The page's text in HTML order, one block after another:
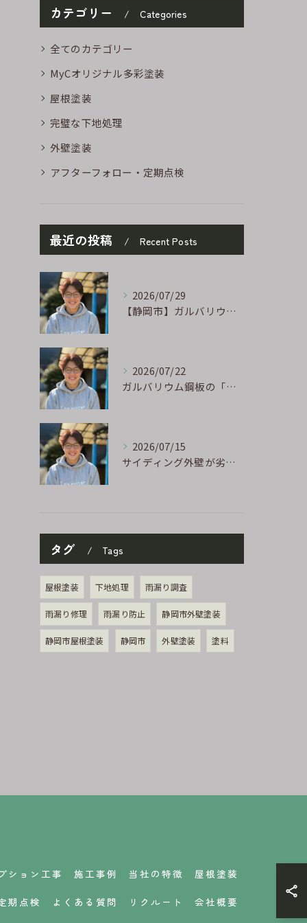
カテゴリー Categories
全てのカテゴリー
MyCオリジナル多彩塗装
屋根塗装
完璧な下地処理
外壁塗装
アフターフォロー・定期点検
最近の投稿 Recent Posts
2026/07/29
【静岡市】ガルバリウム外壁のサビ補修｜タッチアップ塗装の手順を職人が解説
2026/07/22
ガルバリウム鋼板の「傷」と「チョーキング」、実は深くつながっています
2026/07/15
サイディング外壁が劣化するのはなぜ?よくある原因と塗り替えのサイン
タグ Tags
屋根塗装 下地処理 雨漏り調査
雨漏り修理 雨漏り防止 静岡市外壁塗装
静岡市屋根塗装 静岡市 外壁塗装 塗料
ション工事 施工事例 当社の特徴 屋根塗装
期点検 よくある質問 リクルート 会社概要